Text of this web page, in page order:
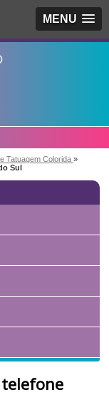
MENU
Tatuagem Colorida »
Sul